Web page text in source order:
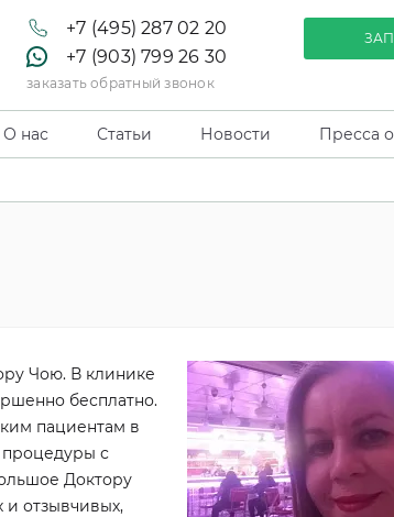
+7 (495) 287 02 20
+7 (903) 799 26 30
заказать обратный звонок
О нас Статьи Новости Пресса
Чою. В клинике
бесплатно.
пациентам в
процедуры с
Доктору
и отзывчивых,